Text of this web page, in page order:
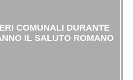
COMUNALI DURANTE
IL SALUTO ROMANO